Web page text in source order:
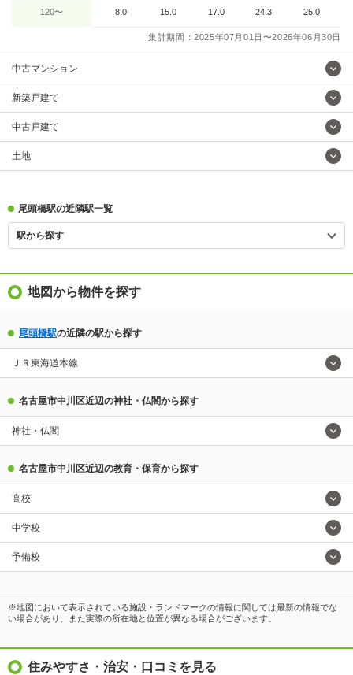
120〜 8.0 15.0 17.0 24.3 25.0
集計期間：2025年07月01日〜2026年06月30日
中古マンション
新築戸建て
中古戸建て
土地
尾頭橋駅の近隣駅一覧
駅から探す
地図から物件を探す
尾頭橋駅の近隣の駅から探す
ＪＲ東海道本線
名古屋市中川区近辺の神社・仏閣から探す
神社・仏閣
名古屋市中川区近辺の教育・保育から探す
高校
中学校
予備校
※地図において表示されている施設・ランドマークの情報に関しては最新の情報でな
い場合があり、また実際の所在地と位置が異なる場合がございます。
住みやすさ・治安・口コミを見る